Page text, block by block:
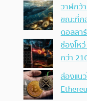
วาฬกว้
ขณะที่ก
ดอลลาร์
ช่องโห
กว่า
ส่องแน